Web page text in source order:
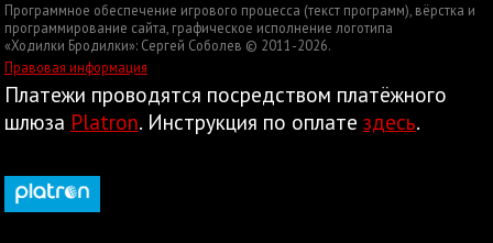
Программное обеспечение игрового процесса (текст программ), вёрстка и
программирование сайта, графическое исполнение логотипа
«Ходилки Бродилки»: Сергей Соболев © 2011-2026.
Правовая информация
Платежи проводятся посредством платёжного
шлюза Platron. Инструкция по оплате здесь.